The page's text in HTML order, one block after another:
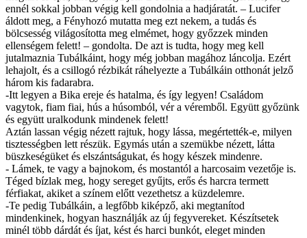
ennél sokkal jobban végig kell gondolnia a hadjáratát. – Lucifer
áldott meg, a Fényhozó mutatta meg ezt nekem, a tudás és
bölcsesség világosította meg elmémet, hogy győzzek minden
ellenségem felett! – gondolta. De azt is tudta, hogy meg kell
jutalmaznia Tubálkáint, hogy még jobban magához láncolja. Ezért
lehajolt, és a csillogó rézbikát ráhelyezte a Tubálkáin otthonát jelző
három kis fadarabra.
-Itt legyen a Bika ereje és hatalma, és így legyen! Családom
vagytok, fiam fiai, hús a húsomból, vér a véremből. Együtt győzünk
és együtt uralkodunk mindenek felett!
Aztán lassan végig nézett rajtuk, hogy lássa, megértették-e, milyen
tisztességben lett részük. Egymás után a szemükbe nézett, látta
büszkeségüket és elszántságukat, és hogy készek mindenre.
- Lámek, te vagy a bajnokom, és mostantól a harcosaim vezetője is.
Téged bízlak meg, hogy sereget gyűjts, erős és harcra termett
férfiakat, akiket a színem előtt vezethetsz a küzdelemre.
-Te pedig Tubálkáin, a legfőbb kiképző, aki megtanítod
mindenkinek, hogyan használják az új fegyvereket. Készítsetek
minél több dárdát és íjat, kést és harci bunkót, eleget minden